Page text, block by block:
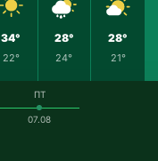
34°
22°
28°
24°
28°
21°
ПТ
07.08